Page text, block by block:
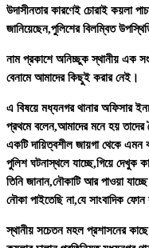
উদাসীনতার কারণেই চোরাই কয়লা
জানিয়েছেন,পুলিশের বিলম্বিত
নাম প্রকাশে অনিচ্ছুক স্থানীয় এক
বেনামে আমাদের কিছুই করার নেই।
এ বিষয়ে মধ্যনগর থানার অফিসার
প্রথমে বলেন,আমাদের মনে হয়
একটি দায়িত্বশীল জায়গা থেকে এমন
পুলিশ ঘটনাস্থলে যাচ্ছে,গিয়ে
তিনি জানান,নৌকাটি আর পাওয়া
নৌকা পাইতেছি না,যে সাংবাদিক
স্থানীয় সচেতন মহল প্রশাসনের কাছে